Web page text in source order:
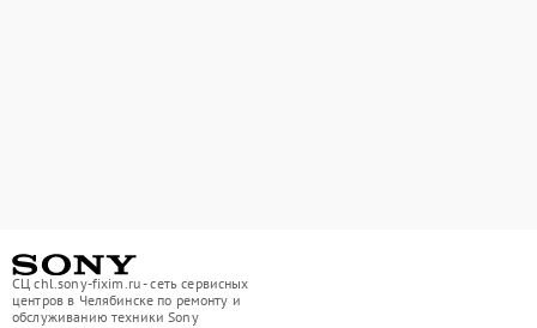
СЦ chl.sony-fixim.ru - сеть сервисных
центров в Челябинске по ремонту и
обслуживанию техники Sony